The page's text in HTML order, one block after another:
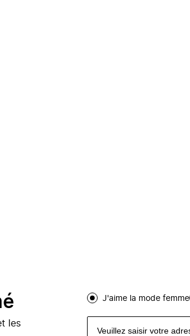
les
J'aime la mode femme